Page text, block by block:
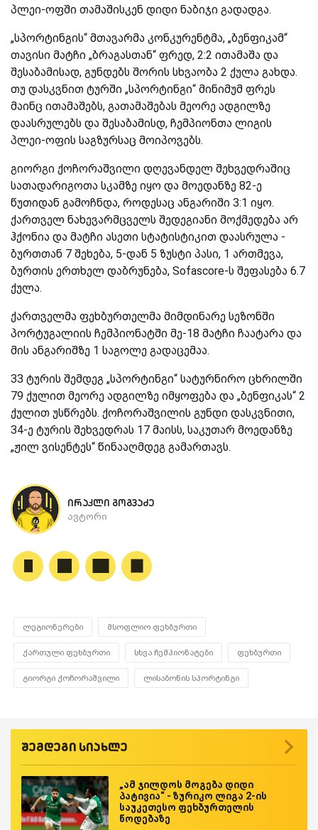
პლეი-ოფში თამაშისკენ დიდი ნაბიჯი გადადგა.
„სპორტინგის“ მთავარმა კონკურენტმა, „ბენფიკამ“
თავისი მატჩი „ბრაგასთან“ ფრედ, 2:2 ითამაშა და
შესაბამისად, გუნდებს შორის სხვაობა 2 ქულა გახდა.
თუ დასკვნით ტურში „სპორტინგი“ მინიმუმ ფრეს
მაინც ითამაშებს, გათამაშებას მეორე ადგილზე
დაასრულებს და შესაბამისდ, ჩემპიონთა ლიგის
პლეი-ოფის საგზურსაც მოიპოვებს.
გიორგი ქოჩორაშვილი დღევანდელ შეხვედრაშიც
სათადარიგოთა სკამზე იყო და მოედანზე 82-ე
წუთიდან გამოჩნდა, როდესაც ანგარიში 3:1 იყო.
ქართველ ნახევარმცველს შედეგიანი მოქმედება არ
ჰქონია და მატჩი ასეთი სტატისტიკით დაასრულა -
ბურთთან 7 შეხება, 5-დან 5 ზუსტი პასი, 1 ართმევა,
ბურთის ერთხელ დაბრუნება, Sofascore-ს შეფასება 6.7
ქულა.
ქართველმა ფეხბურთელმა მიმდინარე სეზონში
პორტუგალიის ჩემპიონატში მე-18 მატჩი ჩაატარა და
მის ანგარიშზე 1 საგოლე გადაცემაა.
33 ტურის შემდეგ „სპორტინგი“ სატურნირო ცხრილში
79 ქულით მეორე ადგილზე იმყოფება და „ბენფიკას“ 2
ქულით უსწრებს. ქოჩორაშვილის გუნდი დასკვნითი,
34-ე ტურის შეხვედრას 17 მაისს, საკუთარ მოედანზე
„ჟილ ვისენტეს“ წინააღმდეგ გამართავს.
ირაკლი გოგვაძე
ავტორი
ლეგიონერები მსოფლიო ფეხბურთი
ქართული ფეხბურთი სხვა ჩემპიონატები ფეხბურთი
გიორგი ქოჩორაშვილი ლისაბონის სპორტინგი
შემდეგი სიახლე
„ამ ჯილდოს მოგება დიდი
პატივია“ - ზურიკო ლიგა 2-ის
საუკეთესო ფეხბურთელის
წოდებაზე